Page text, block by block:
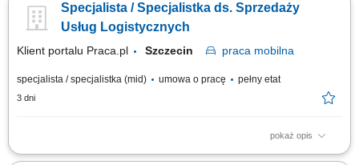
Prowadzenie prezentacji rozwiązań edukacyjnych, asortymentu
rozwojowego oraz nowoczesnych elektroniki i wyposażenia dla
Specjalista / Specjalistka ds. Sprzedaży
Usług Logistycznych
Klient portalu Praca.pl Szczecin praca mobilna
specjalista / specjalistka (mid) umowa o pracę pełny etat
3 dni
pokaż opis
Pozyskiwanie nowych klientów na wskazanym obszarze;